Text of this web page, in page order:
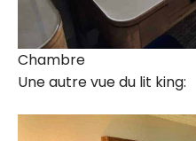
Chambre
Une autre vue du lit king: